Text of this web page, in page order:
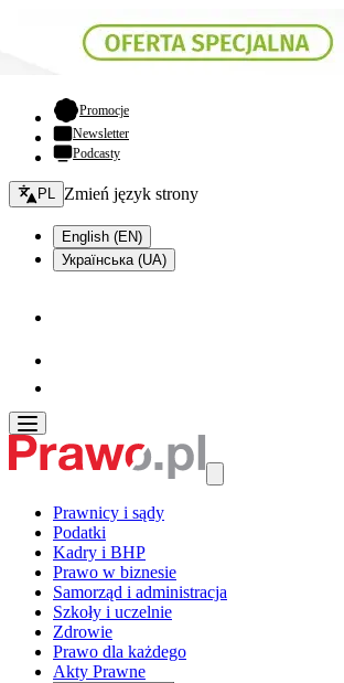
Promocje- otwiera się w nowej karcie
Newsletter
Podcasty
Zmień język - bieżący:
PL Zmień język strony
English (EN)
Українська (UA)
Prawnicy i sądy
Podatki
Kadry i BHP
Prawo w biznesie
Samorząd i administracja
Szkoły i uczelnie
Zdrowie
Prawo dla każdego
Akty Prawne